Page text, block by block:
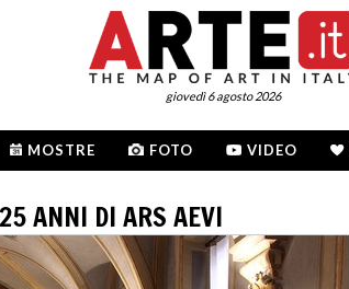
giovedì 6 agosto 2026
MOSTRE FOTO VIDEO
ANNI DI ARS AEVI